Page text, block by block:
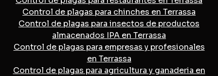
Control de plagas para chinches en Terrassa
Control de plagas para insectos de productos
almacenados IPA en Terrassa
Control de plagas para empresas y profesionales
en Terrassa
Control de plagas para agricultura y ganaderia en